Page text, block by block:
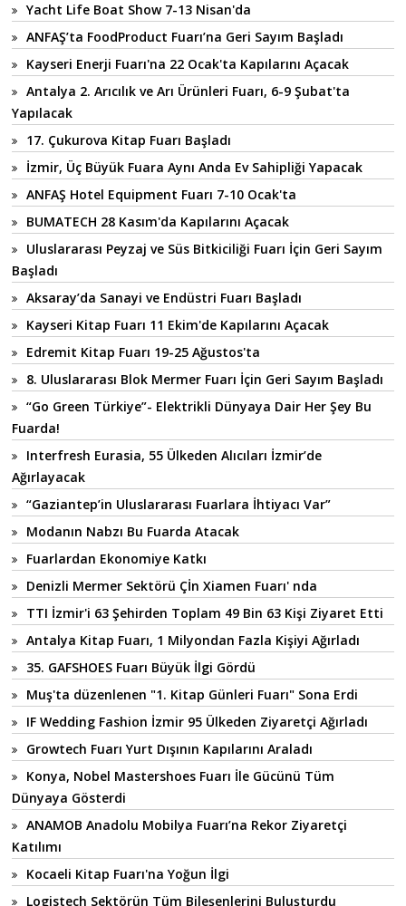
Yacht Life Boat Show 7-13 Nisan'da
ANFAŞ’ta FoodProduct Fuarı’na Geri Sayım Başladı
Kayseri Enerji Fuarı'na 22 Ocak'ta Kapılarını Açacak
Antalya 2. Arıcılık ve Arı Ürünleri Fuarı, 6-9 Şubat'ta
Yapılacak
17. Çukurova Kitap Fuarı Başladı
İzmir, Üç Büyük Fuara Aynı Anda Ev Sahipliği Yapacak
ANFAŞ Hotel Equipment Fuarı 7-10 Ocak'ta
BUMATECH 28 Kasım'da Kapılarını Açacak
Uluslararası Peyzaj ve Süs Bitkiciliği Fuarı İçin Geri Sayım
Başladı
Aksaray’da Sanayi ve Endüstri Fuarı Başladı
Kayseri Kitap Fuarı 11 Ekim'de Kapılarını Açacak
Edremit Kitap Fuarı 19-25 Ağustos'ta
8. Uluslararası Blok Mermer Fuarı İçin Geri Sayım Başladı
“Go Green Türkiye”- Elektrikli Dünyaya Dair Her Şey Bu
Fuarda!
Interfresh Eurasia, 55 Ülkeden Alıcıları İzmir’de
Ağırlayacak
“Gaziantep’in Uluslararası Fuarlara İhtiyacı Var”
Modanın Nabzı Bu Fuarda Atacak
Fuarlardan Ekonomiye Katkı
Denizli Mermer Sektörü Çİn Xiamen Fuarı' nda
TTI İzmir'i 63 Şehirden Toplam 49 Bin 63 Kişi Ziyaret Etti
Antalya Kitap Fuarı, 1 Milyondan Fazla Kişiyi Ağırladı
35. GAFSHOES Fuarı Büyük İlgi Gördü
Muş'ta düzenlenen "1. Kitap Günleri Fuarı" Sona Erdi
IF Wedding Fashion İzmir 95 Ülkeden Ziyaretçi Ağırladı
Growtech Fuarı Yurt Dışının Kapılarını Araladı
Konya, Nobel Mastershoes Fuarı İle Gücünü Tüm
Dünyaya Gösterdi
ANAMOB Anadolu Mobilya Fuarı’na Rekor Ziyaretçi
Katılımı
Kocaeli Kitap Fuarı'na Yoğun İlgi
Logistech Sektörün Tüm Bileşenlerini Buluşturdu